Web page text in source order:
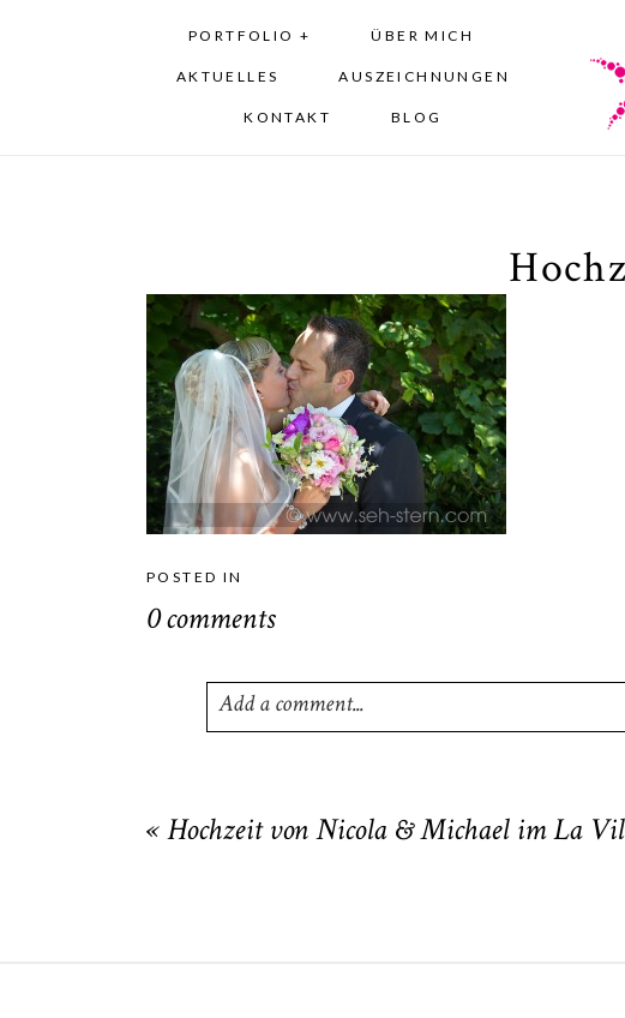
PORTFOLIO + ÜBER MICH
AKTUELLES AUSZEICHNUNGEN
KONTAKT BLOG
POSTED IN
0 comments
Add a comment...
« Hochzeit von Nicola & Michael im La